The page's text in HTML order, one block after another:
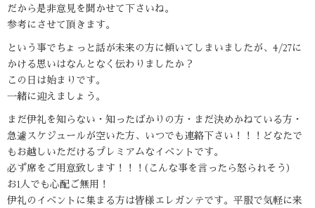
だから是非意見を聞かせて下さいね。
参考にさせて頂きます。
という事でちょっと話が未来の方に傾いてしまいましたが、4/27に
かける思いはなんとなく伝わりましたか？
この日は始まりです。
一緒に迎えましょう。
まだ伊礼を知らない・知ったばかりの方・まだ決めかねている方・
急遽スケジュールが空いた方、いつでも連絡下さい！！！どなたで
もお越しいただけるプレミアムなイベントです。
必ず席をご用意致します！！！(こんな事を言ったら怒られそう)
お1人でも心配ご無用！
伊礼のイベントに集まる方は皆様エレガンテです。平服で気軽に来